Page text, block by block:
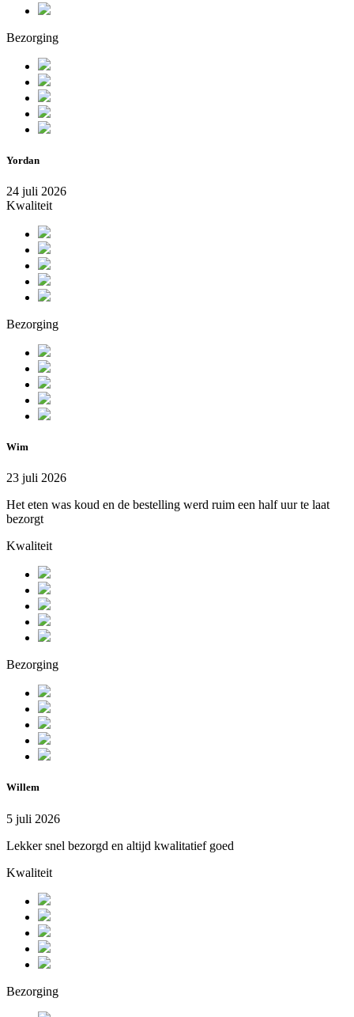
Bezorging
Yordan
24 juli 2026
Kwaliteit
Bezorging
Wim
23 juli 2026
Het eten was koud en de bestelling werd ruim een half uur te laat
bezorgt
Kwaliteit
Bezorging
Willem
5 juli 2026
Lekker snel bezorgd en altijd kwalitatief goed
Kwaliteit
Bezorging